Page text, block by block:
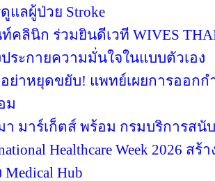
แลผู้ป่วย Stroke
คลินิก ร่วมยินดีเวที WIVES
ระกายความมั่นใจในแบบตัวเอง
ย่าหยุดขยับ! แพทย์เผยการออก
ม
มาร์เก็ตส์ พร้อม กรมบริการส
Healthcare Week 2026
Hub